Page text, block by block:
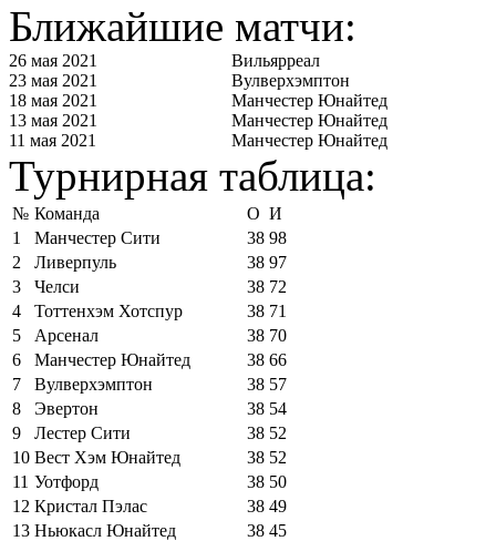
Ближайшие матчи:
26 мая 2021
Вильярреал
23 мая 2021
Вулверхэмптон
18 мая 2021
Манчестер Юнайтед
13 мая 2021
Манчестер Юнайтед
11 мая 2021
Манчестер Юнайтед
Турнирная таблица:
№ Команда О И
1
Манчестер Сити 38 98
2
Ливерпуль 38 97
3
Челси 38 72
4
Тоттенхэм Хотспур 38 71
5
Арсенал 38 70
6
Манчестер Юнайтед 38 66
7
Вулверхэмптон 38 57
8
Эвертон 38 54
9
Лестер Сити 38 52
10 Вест Хэм Юнайтед 38 52
11 Уотфорд 38 50
12 Кристал Пэлас 38 49
13 Ньюкасл Юнайтед 38 45